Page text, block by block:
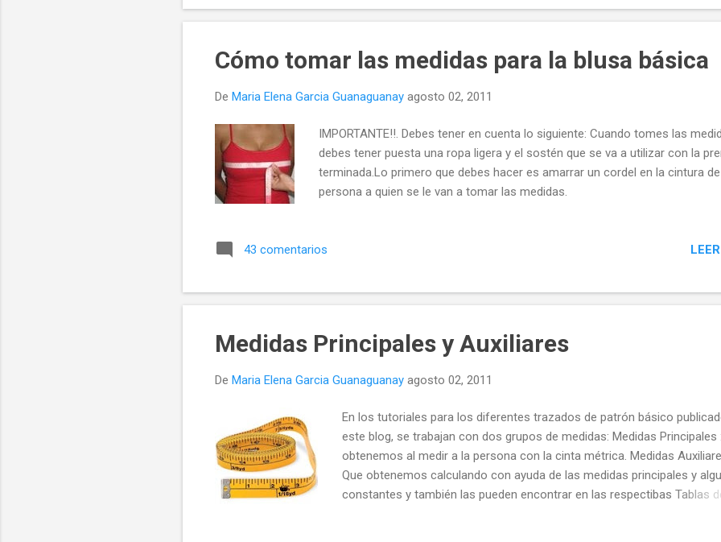
la hoja superior y la hoja inferior. La entretela entre ambas capas sirve
de manera que todas las costuras que puedan formar bulto queden
tienen al mome...
Cómo tomar las medidas para la blusa básica
De Maria Elena Garcia Guanaguanay agosto 02, 2011
IMPORTANTE!!. Debes tener en cuenta lo siguiente: Cuando tomes las
debes tener puesta una ropa ligera y el sostén que se va a utilizar con la
terminada.Lo primero que debes hacer es amarrar un cordel en la cintura
persona a quien se le van a tomar las medidas.
43 comentarios
Medidas Principales y Auxiliares
De Maria Elena Garcia Guanaguanay agosto 02, 2011
En los tutoriales para los diferentes trazados de patrón básico
este blog, se trabajan con dos grupos de medidas: Medidas Principales
obtenemos al medir a la persona con la cinta métrica. Medidas
Que obtenemos calculando con ayuda de las medidas principales y
constantes y también las pueden encontrar en las respectibas Tablas